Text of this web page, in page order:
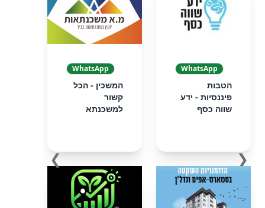
❮
WhatsApp
הטבות
פיננסיות - ידע
שווה כסף
WhatsApp
המשכין - הכל
קשור
למשכנתא
❯